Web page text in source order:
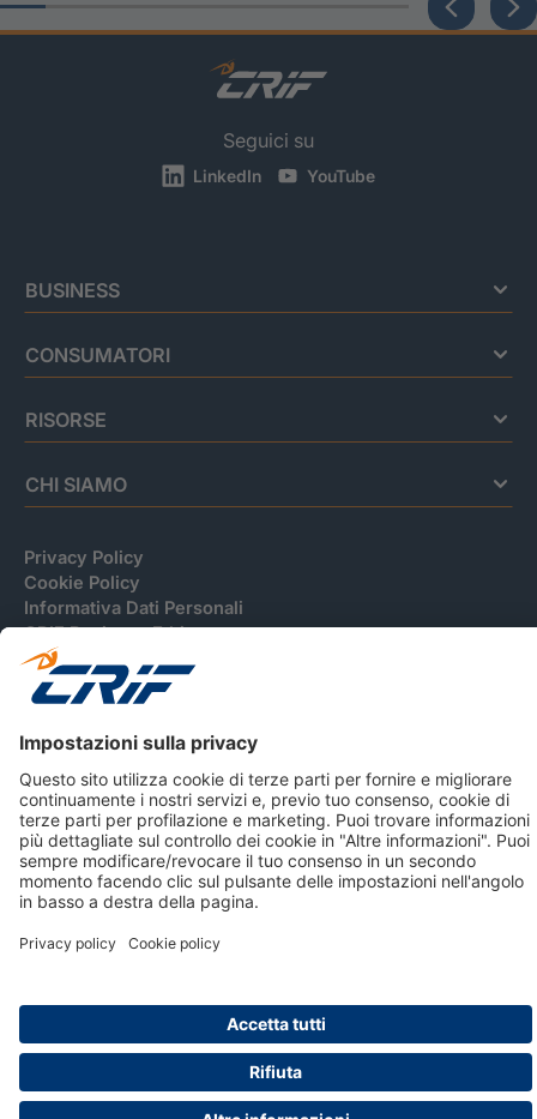
Seguici su
LinkedIn YouTube
BUSINESS
CONSUMATORI
RISORSE
CHI SIAMO
Privacy Policy
Cookie Policy
Informativa Dati Personali
CRIF Business Ethics
Accessibilità
Informativa Privacy Relativa Al Sistema Di Informazioni
Creditizie
© 2026 CRIF S.p.A. Tutti i diritti riservati.
Via della Beverara, 21 / 40131 Bologna / Italy Cap. Soc.
sottoscritto € 51.941.235,00 di cui versato € 51.806.190,00 |
R.E.A. n° 410952 | Reg. Impr. Bo, C.F. e P.IVA 02083271201
CRIBIS Holding S.r.l., Società con unico socio
ISO 45001, ISO/IEC 27001, ISO14001